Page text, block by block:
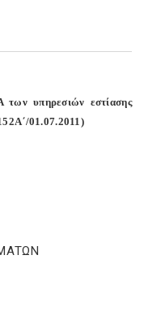
υπηρεσιών εστίασης
01.07.2011)